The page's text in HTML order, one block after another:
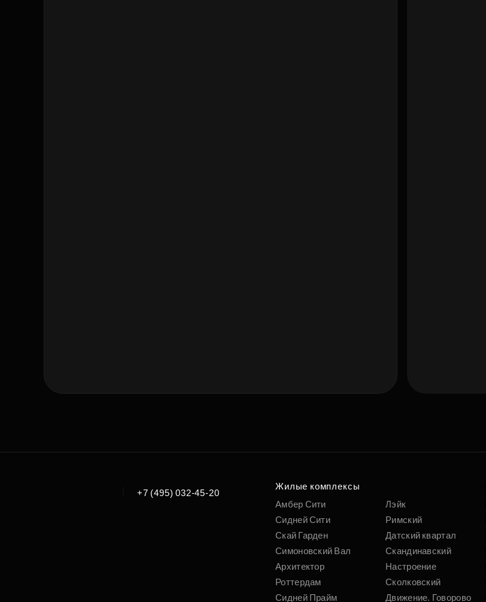
+7 (495) 032-45-20
Жилые комплексы
Амбер Сити
Сидней Сити
Скай Гарден
Симоновский Вал
Архитектор
Роттердам
Сидней Прайм
Лэйк
Римский
Датский квартал
Скандинавский
Настроение
Сколковский
Движение. Говорово